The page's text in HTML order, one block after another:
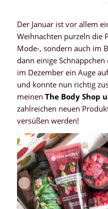
Der Januar ist vor allem
Weihnachten purzeln die
Mode-, sondern auch im
dann einige
im Dezember ein Auge
und konnte nun richtig
meinen The Body Shop
zahlreichen neuen
versüßen werden!